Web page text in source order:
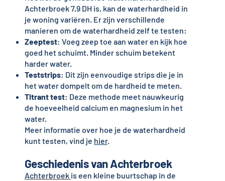
Achterbroek 7,9 DH is, kan de waterhardheid in
je woning variëren. Er zijn verschillende
manieren om de waterhardheid zelf te testen:
Zeeptest: Voeg zeep toe aan water en kijk hoe
goed het schuimt. Minder schuim betekent
harder water.
Teststrips: Dit zijn eenvoudige strips die je in
het water dompelt om de hardheid te meten.
Titrant test: Deze methode meet nauwkeurig
de hoeveelheid calcium en magnesium in het
water.
Meer informatie over hoe je de waterhardheid
kunt testen, vind je hier.
Geschiedenis van Achterbroek
Achterbroek is een kleine buurtschap in de